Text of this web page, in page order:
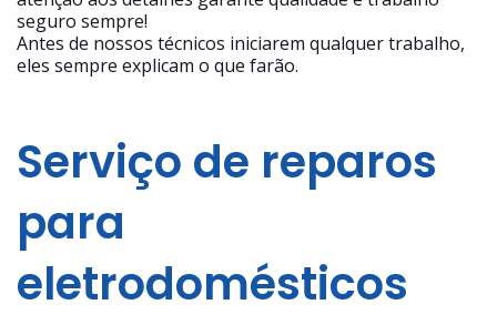
seguro sempre!
Antes de nossos técnicos iniciarem qualquer trabalho,
eles sempre explicam o que farão.
Serviço de reparos
para
eletrodomésticos